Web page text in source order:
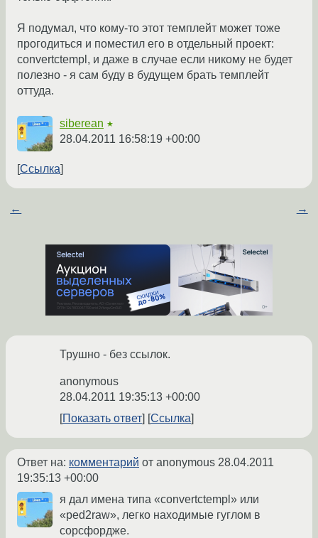
Я подумал, что кому-то этот темплейт может тоже
прогодиться и поместил его в отдельный проект:
convertctempl, и даже в случае если никому не будет
полезно - я сам буду в будущем брать темплейт
оттуда.
siberean ★
28.04.2011 16:58:19 +00:00
Ссылка
← →
Трушно - без ссылок.
anonymous
28.04.2011 19:35:13 +00:00
Показать ответ
Ссылка
Ответ на: комментарий от anonymous 28.04.2011
19:35:13 +00:00
я дал имена типа «convertctempl» или
«ped2raw», легко находимые гуглом в
сорсфордже.